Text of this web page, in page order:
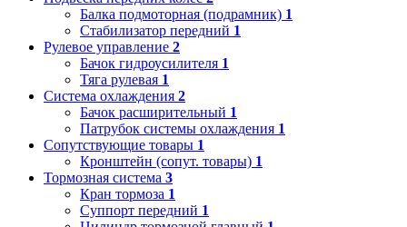
Балка подмоторная (подрамник) 1
Стабилизатор передний 1
Рулевое управление 2
Бачок гидроусилителя 1
Тяга рулевая 1
Система охлаждения 2
Бачок расширительный 1
Патрубок системы охлаждения 1
Сопутствующие товары 1
Кронштейн (сопут. товары) 1
Тормозная система 3
Кран тормоза 1
Суппорт передний 1